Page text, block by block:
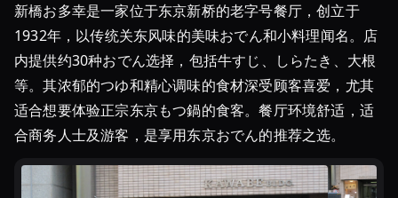
新橋お多幸是一家位于东京新桥的老字号餐厅，创立于
1932年，以传统关东风味的美味おでん和小料理闻名。店
内提供约30种おでん选择，包括牛すじ、しらたき、大根
等。其浓郁的つゆ和精心调味的食材深受顾客喜爱，尤其
适合想要体验正宗东京もつ鍋的食客。餐厅环境舒适，适
合商务人士及游客，是享用东京おでん的推荐之选。